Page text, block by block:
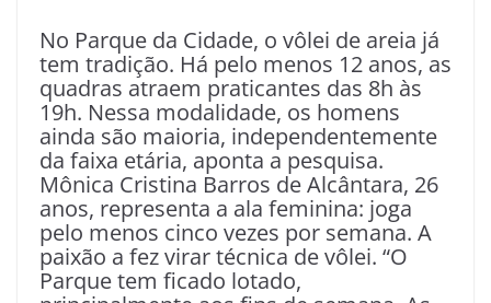
No Parque da Cidade, o vôlei de areia já
tem tradição. Há pelo menos 12 anos, as
quadras atraem praticantes das 8h às
19h. Nessa modalidade, os homens
ainda são maioria, independentemente
da faixa etária, aponta a pesquisa.
Mônica Cristina Barros de Alcântara, 26
anos, representa a ala feminina: joga
pelo menos cinco vezes por semana. A
paixão a fez virar técnica de vôlei. “O
Parque tem ficado lotado,